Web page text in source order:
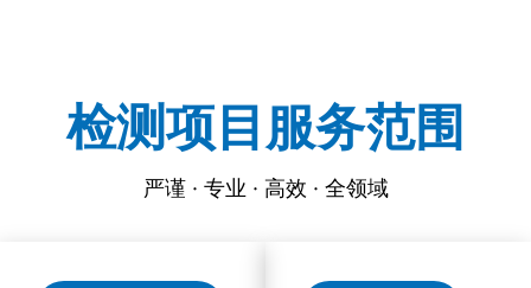
检测项目服务范围
严谨 · 专业 · 高效 · 全领域